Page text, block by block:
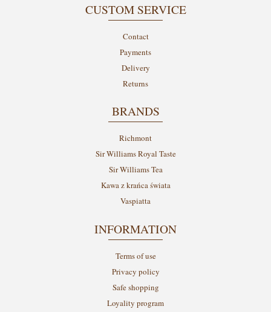
CUSTOM SERVICE
Contact
Payments
Delivery
Returns
BRANDS
Richmont
Sir Williams Royal Taste
Sir Williams Tea
Kawa z krańca świata
Vaspiatta
INFORMATION
Terms of use
Privacy policy
Safe shopping
Loyality program